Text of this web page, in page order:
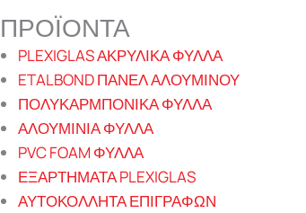
ΠΡΟΪΟΝΤΑ
PLEXIGLAS ΑΚΡΥΛΙΚΑ ΦΥΛΛΑ
ETALBOND ΠΑΝΕΛ ΑΛΟΥΜΙΝΟΥ
ΠΟΛΥΚΑΡΜΠΟΝΙΚΑ ΦΥΛΛΑ
ΑΛΟΥΜΙΝΙΑ ΦΥΛΛΑ
PVC FOAM ΦΥΛΛΑ
ΕΞΑΡΤΗΜΑΤΑ PLEXIGLAS
ΑΥΤΟΚΟΛΛΗΤΑ ΕΠΙΓΡΑΦΩΝ